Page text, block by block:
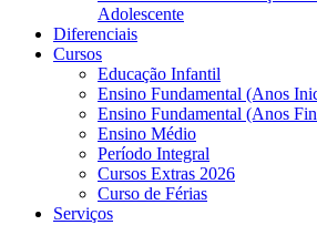
Adolescente
Diferenciais
Cursos
Educação Infantil
Ensino Fundamental (Anos
Ensino Fundamental (Anos
Ensino Médio
Período Integral
Cursos Extras 2026
Curso de Férias
Serviços